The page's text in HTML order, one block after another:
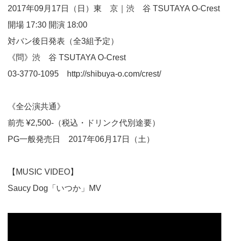
2017年09月17日（日）東 京｜渋 谷 TSUTAYA O-Crest
開場 17:30 開演 18:00
対バン後日発表（全3組予定）
《問》渋 谷 TSUTAYA O-Crest
03-3770-1095
http://shibuya-o.com/crest/
《全公演共通》
前売 ¥2,500-（税込・ドリンク代別途要）
PG一般発売日 2017年06月17日（土）
【MUSIC VIDEO】
Saucy Dog「いつか」MV